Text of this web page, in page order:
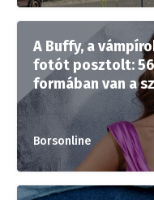
A Buffy, a
fotót posztolt: 56
formában van a
Borsonline